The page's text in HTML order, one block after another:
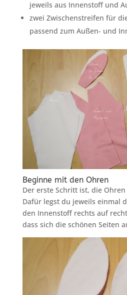
jeweils aus Innenstoff und
zwei Zwischenstreifen für
passend zum Außen- und
Beginne mit den Ohren
Der erste Schritt ist, die
Dafür legst du jeweils einmal
den Innenstoff rechts auf
dass sich die schönen Seiten